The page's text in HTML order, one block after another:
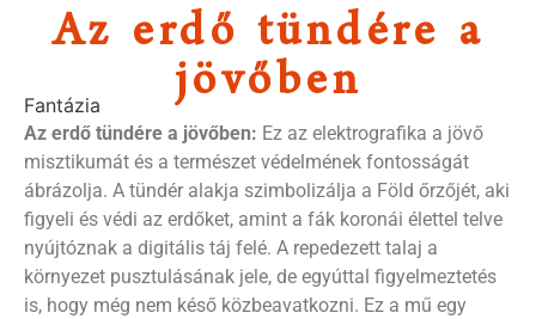
Az erdő tündére a
jövőben
Fantázia
Az erdő tündére a jövőben: Ez az elektrografika a jövő
misztikumát és a természet védelmének fontosságát
ábrázolja. A tündér alakja szimbolizálja a Föld őrzőjét, aki
figyeli és védi az erdőket, amint a fák koronái élettel telve
nyújtóznak a digitális táj felé. A repedezett talaj a
környezet pusztulásának jele, de egyúttal figyelmeztetés
is, hogy még nem késő közbeavatkozni. Ez a mű egy